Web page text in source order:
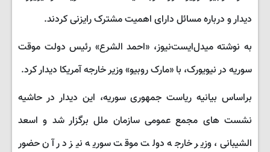
دیدار و درباره مسائل دارای اهمیت مشترک رایزنی کردند.
به نوشته میدل‌ایست‌نیوز، «احمد الشرع» رئیس دولت موقت
سوریه در نیویورک، با «مارک روبیو» وزیر خارجه آمریکا دیدار کرد.
براساس بیانیه ریاست جمهوری سوریه، این دیدار در حاشیه
نشست های مجمع عمومی سازمان ملل برگزار شد و اسعد
الشیبانی، وزیر خارجه دولت موقت سوریه نیز در آن حضور